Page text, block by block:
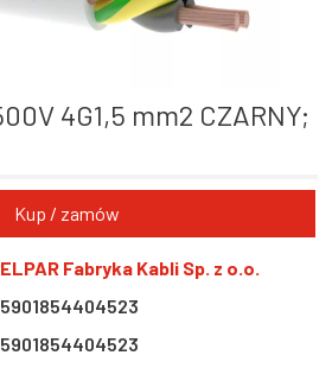
Kup / zamów
ELPAR Fabryka Kabli Sp. z o.o.
5901854404523
5901854404523